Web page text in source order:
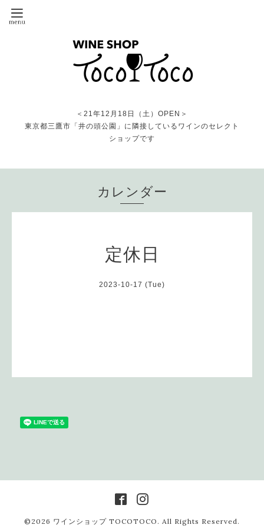
＜21年12月18日（土）OPEN＞
東京都三鷹市「井の頭公園」に隣接しているワインのセレクト
ショップです
カレンダー
定休日
2023-10-17 (Tue)
©2026 ワインショップ TOCOTOCO . All Rights Reserved.